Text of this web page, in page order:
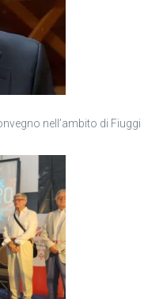
nell’ambito di Fiuggi